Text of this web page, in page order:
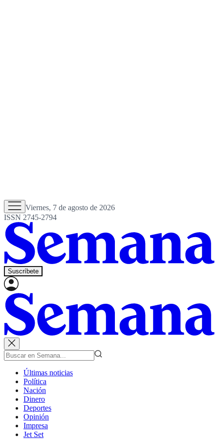
Viernes, 7 de agosto de 2026
ISSN 2745-2794
Suscríbete
Últimas noticias
Política
Nación
Dinero
Deportes
Opinión
Impresa
Jet Set